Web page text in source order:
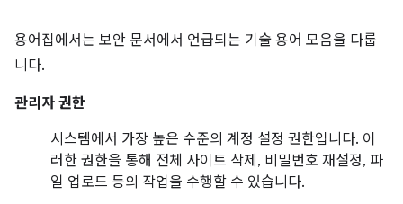
용어집에서는 보안 문서에서 언급되는 기술 용어 모음을 다룹
니다.
관리자 권한
시스템에서 가장 높은 수준의 계정 설정 권한입니다. 이
러한 권한을 통해 전체 사이트 삭제, 비밀번호 재설정, 파
일 업로드 등의 작업을 수행할 수 있습니다.